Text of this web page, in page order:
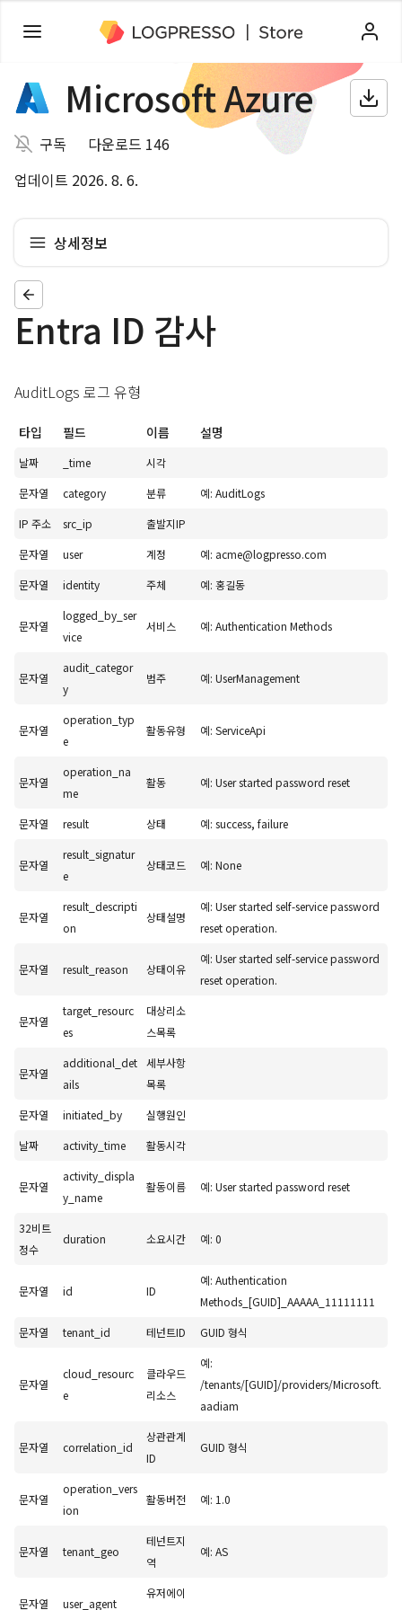
Microsoft Azure
구독
다운로드 146
업데이트 2026. 8. 6.
상세정보
Entra ID 감사
AuditLogs 로그 유형
타입 필드 이름 설명
날짜 _time
시각
문자열
category 분류
예: AuditLogs
IP 주소
src_ip
출발지IP
문자열
user 계정
예: acme@logpresso.com
문자열
identity 주체 예: 홍길동
문자열
logged_by_ser
vice
서비스 예: Authentication Methods
문자열
audit_categor
y
범주 예: UserManagement
문자열
operation_typ
e
활동유형 예: ServiceApi
문자열
operation_na
me
활동 예: User started password reset
문자열 result 상태 예: success, failure
문자열
result_signatur
e
상태코드 예: None
문자열
result_descripti
on
상태설명
예: User started self-service password
reset operation.
문자열 result_reason 상태이유
예: User started self-service password
reset operation.
문자열
target_resourc
es
대상리소
스목록
문자열
additional_det
ails
세부사항
목록
문자열
initiated_by
실행원인
날짜
activity_time 활동시각
문자열
activity_displa
y_name
활동이름 예: User started password reset
32비트
정수
duration 소요시간 예: 0
문자열 id ID
예: Authentication
Methods_[GUID]_AAAAA_11111111
문자열
tenant_id 테넌트ID GUID 형식
문자열
cloud_resourc
e
클라우드
리소스
예:
/tenants/[GUID]/providers/Microsoft.
aadiam
문자열 correlation_id
상관관계
ID
GUID 형식
문자열
operation_vers
ion
활동버전 예: 1.0
문자열 tenant_geo
테넌트지
역
예: AS
문자열 user_agent
유저에이